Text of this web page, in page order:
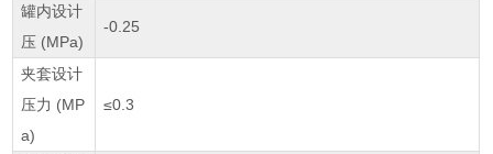
罐内设计
压 (MPa)
-0.25
夹套设计
压力 (MP
a)
≤0.3